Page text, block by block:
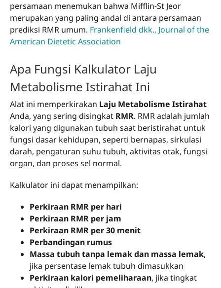
persamaan menemukan bahwa Mifflin-St Jeor
merupakan yang paling andal di antara persamaan
prediksi RMR umum. Frankenfield dkk., Journal of the
American Dietetic Association
Apa Fungsi Kalkulator Laju
Metabolisme Istirahat Ini
Alat ini memperkirakan Laju Metabolisme Istirahat
Anda, yang sering disingkat RMR. RMR adalah jumlah
kalori yang digunakan tubuh saat beristirahat untuk
fungsi dasar kehidupan, seperti bernapas, sirkulasi
darah, pengaturan suhu tubuh, aktivitas otak, fungsi
organ, dan proses sel normal.
Kalkulator ini dapat menampilkan:
Perkiraan RMR per hari
Perkiraan RMR per jam
Perkiraan RMR per 30 menit
Perbandingan rumus
Massa tubuh tanpa lemak dan massa lemak,
jika persentase lemak tubuh dimasukkan
Perkiraan kalori pemeliharaan, jika tingkat